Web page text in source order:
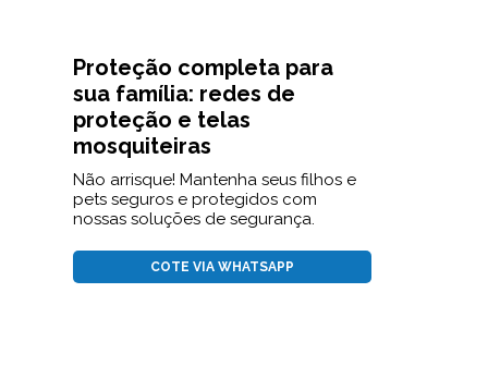
Proteção completa para
sua família: redes de
proteção e telas
mosquiteiras
Não arrisque! Mantenha seus filhos e
pets seguros e protegidos com
nossas soluções de segurança.
COTE VIA WHATSAPP